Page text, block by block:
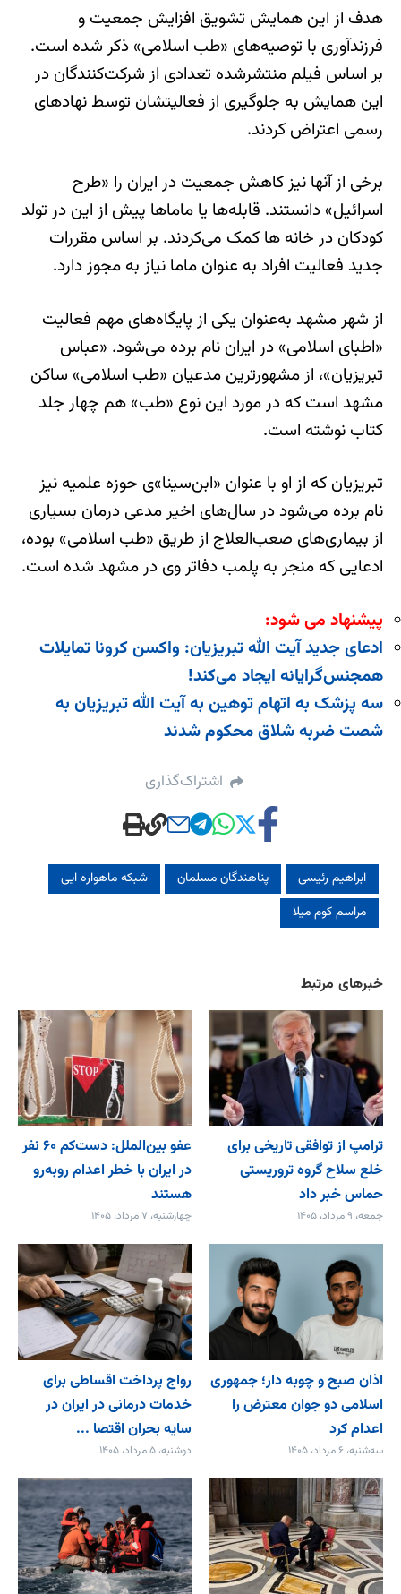
هدف از این همایش تشویق افزایش جمعیت و
فرزندآوری با توصیه‌های «طب اسلامی» ذکر شده است.
بر اساس فیلم منتشرشده تعدادی از شرکت‌کنندگان در
این همایش به جلوگیری از فعالیتشان توسط نهادهای
رسمی اعتراض کردند.
برخی از آنها نیز کاهش جمعیت در ایران را «طرح
اسرائیل» دانستند. قابله‌ها یا ماماها پیش از این در تولد
کودکان در خانه ها کمک می‌کردند. بر اساس مقررات
جدید فعالیت افراد به عنوان ماما نیاز به مجوز دارد.
از شهر مشهد به‌عنوان یکی از پایگاه‌های مهم فعالیت
«اطبای اسلامی» در ایران نام برده می‌شود. «عباس
تبریزیان»، از مشهورترین مدعیان «طب اسلامی» ساکن
مشهد است که در مورد این نوع «طب» هم چهار جلد
کتاب نوشته است.
تبریزیان که از او با عنوان «ابن‌سینا»ی حوزه علمیه نیز
نام برده می‌شود در سال‌های اخیر مدعی درمان بسیاری
از بیماری‌های صعب‌العلاج از طریق «طب اسلامی» بوده،
ادعایی که منجر به پلمب دفاتر وی در مشهد شده است.
پیشنهاد می شود:
ادعای جدید آیت الله تبریزیان: واکسن کرونا تمایلات
همجنس‌گرایانه ایجاد می‌کند!
سه پزشک به اتهام توهین به آیت الله تبریزیان به
شصت ضربه شلاق محکوم شدند
اشتراک‌گذاری
ابراهیم رئیسی پناهندگان مسلمان
شبکه ماهواره ایی
مراسم کوم میلا
خبرهای مرتبط
ترامپ از توافقی تاریخی برای
خلع ‌سلاح گروه تروریستی
حماس خبر داد
جمعه، ۹ مرداد، ۱۴۰۵
عفو بین‌الملل: دست‌کم ۶۰ نفر
در ایران با خطر اعدام روبه‌رو
هستند
چهارشنبه، ۷ مرداد، ۱۴۰۵
اذان صبح و چوبه دار؛ جمهوری
اسلامی دو جوان معترض را
اعدام کرد
سه‌شنبه، ۶ مرداد، ۱۴۰۵
رواج پرداخت اقساطی برای
خدمات درمانی در ایران در
سایه بحران اقتصا ...
دوشنبه، ۵ مرداد، ۱۴۰۵